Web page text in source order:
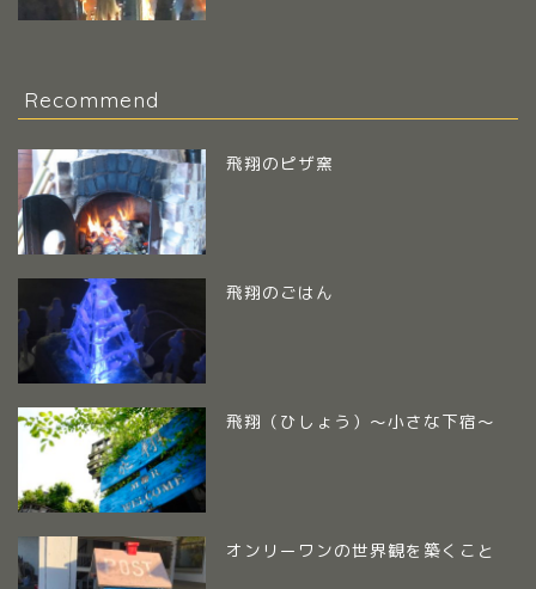
Recommend
飛翔のピザ窯
飛翔のごはん
飛翔（ひしょう）～小さな下宿～
オンリーワンの世界観を築くこと